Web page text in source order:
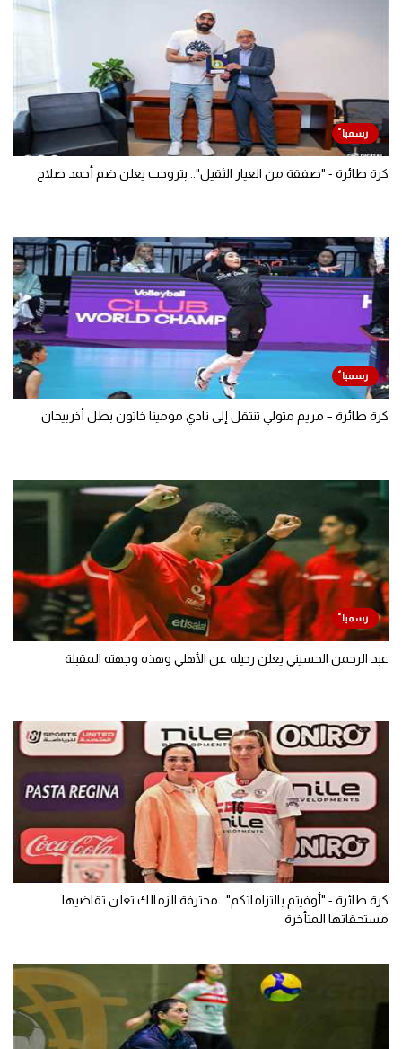
كرة طائرة - "صفقة من العيار الثقيل".. بتروجت يعلن ضم أحمد صلاح
كرة طائرة – مريم متولي تنتقل إلى نادي مومينا خاتون بطل أذربيجان
عبد الرحمن الحسيني يعلن رحيله عن الأهلي وهذه وجهته المقبلة
كرة طائرة - "أوفيتم بالتزاماتكم".. محترفة الزمالك تعلن تقاضيها
مستحقاتها المتأخرة